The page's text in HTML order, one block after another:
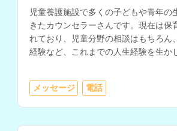
児童養護施設で多くの子どもや青年の
きたカウンセラーさんです。現在は保
れており、児童分野の相談はもちろん
経験など、これまでの人生経験を生か
可能です。ファイナンシャルプランナ
で、お金に関する相談もしていただけ
メッセージ 電話